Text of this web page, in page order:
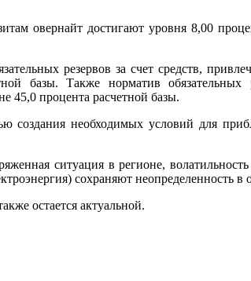
овернайт достигают уровня 8,00
резервов за счет средств,
базы. Также норматив
45,0 процента расчетной базы.
необходимых условий для
ситуация в регионе,
сохраняют неопределенность
остается актуальной.